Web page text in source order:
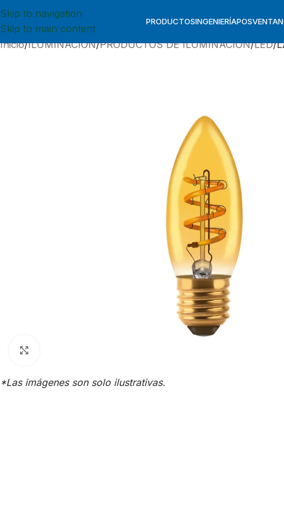
Skip to navigation
Skip to main content
PRODUCTOSINGENIERÍAPOSVENTA
Inicio ILUMINACION PRODUCTOS DE ILUMINACION LED
*Las imágenes son solo ilustrativas.